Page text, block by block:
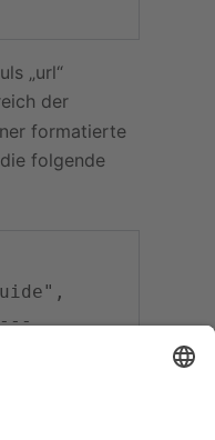
„url“
der
formatierte
folgende